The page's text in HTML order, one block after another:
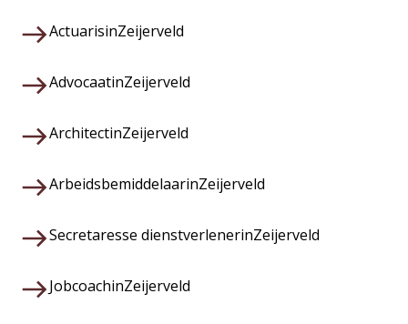
ActuarisinZeijerveld
AdvocaatinZeijerveld
ArchitectinZeijerveld
ArbeidsbemiddelaarinZeijerveld
Secretaresse dienstverlenerinZeijerveld
JobcoachinZeijerveld